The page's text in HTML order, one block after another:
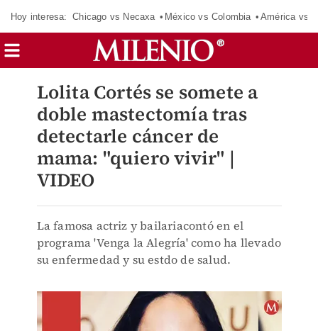
Hoy interesa: Chicago vs Necaxa México vs Colombia América vs
Lolita Cortés se somete a
doble mastectomía tras
detectarle cáncer de
mama: "quiero vivir" |
VIDEO
La famosa actriz y bailariacontó en el
programa 'Venga la Alegría' como ha llevado
su enfermedad y su estdo de salud.